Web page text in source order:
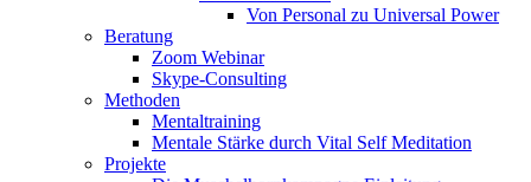
Von Personal zu Universal Power
Beratung
Zoom Webinar
Skype-Consulting
Methoden
Mentaltraining
Mentale Stärke durch Vital Self Meditation
Projekte